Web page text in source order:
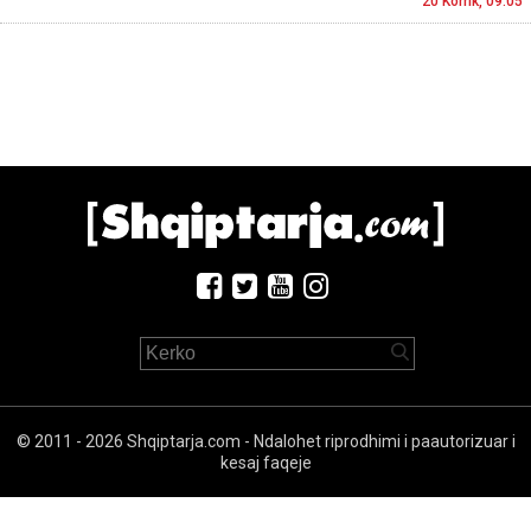
© 2011 - 2026 Shqiptarja.com - Ndalohet riprodhimi i paautorizuar i
kesaj faqeje